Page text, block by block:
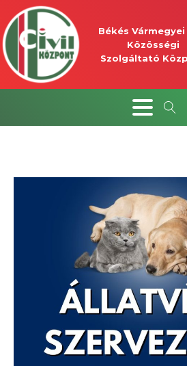
Békés Vármegyei
Közösségi
Szolgáltató